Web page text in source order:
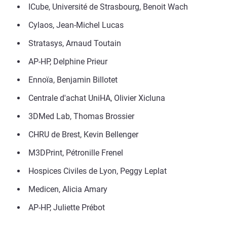
ICube, Université de Strasbourg, Benoit Wach
Cylaos, Jean-Michel Lucas
Stratasys, Arnaud Toutain
AP-HP, Delphine Prieur
Ennoïa, Benjamin Billotet
Centrale d'achat UniHA, Olivier Xicluna
3DMed Lab, Thomas Brossier
CHRU de Brest, Kevin Bellenger
M3DPrint, Pétronille Frenel
Hospices Civiles de Lyon, Peggy Leplat
Medicen, Alicia Amary
AP-HP, Juliette Prébot